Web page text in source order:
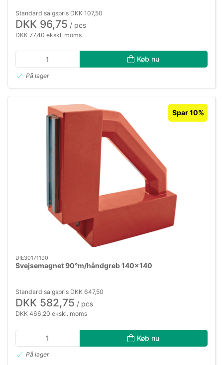
Standard salgspris DKK 107,50
DKK 96,75 / pcs
DKK 77,40 ekskl. moms
Køb nu
På lager
Spar 10%
DIE30171190
Svejsemagnet 90°m/håndgreb 140×140
Standard salgspris DKK 647,50
DKK 582,75 / pcs
DKK 466,20 ekskl. moms
Køb nu
På lager